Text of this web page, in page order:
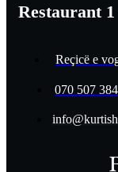
Restaurant 1
Reçicë e
070 507 384